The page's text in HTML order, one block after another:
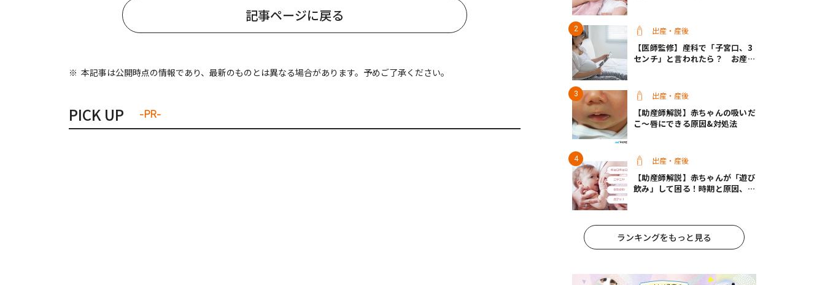
記事ページに戻る
本記事は公開時点の情報であり、最新のものとは異なる場合があります。予めご了承ください。
PICK UP -PR-
出産・産後
【医師監修】産科で「子宮口、3
センチ」と言われたら？ お産は
出産・産後
【助産師解説】赤ちゃんの吸いだ
こ〜唇にできる原因&対処法
出産・産後
【助産師解説】赤ちゃんが「遊び
飲み」して困る！時期と原因、マ
ランキングをもっと見る